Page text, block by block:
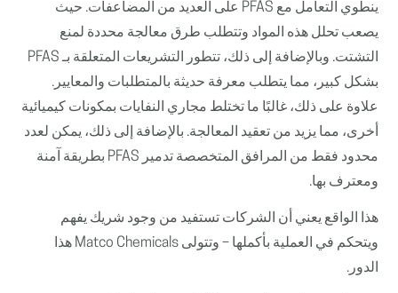
ينطوي التعامل مع PFAS على العديد من المضاعفات. حيث
يصعب تحلل هذه المواد وتتطلب طرق معالجة محددة لمنع
التشتت. وبالإضافة إلى ذلك، تتطور التشريعات المتعلقة بـ PFAS
بشكل كبير، مما يتطلب معرفة حديثة بالمتطلبات والمعايير.
علاوة على ذلك، غالبًا ما تختلط مجاري النفايات بمكونات كيميائية
أخرى، مما يزيد من تعقيد المعالجة. بالإضافة إلى ذلك، يمكن لعدد
محدود فقط من المرافق المتخصصة تدمير PFAS بطريقة آمنة
ومعترف بها.
هذا الواقع يعني أن الشركات تستفيد من وجود شريك يفهم
ويتحكم في العملية بأكملها – وتتولى Matco Chemicals هذا
الدور.